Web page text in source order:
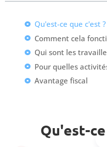
Qu'est-ce que c'est ?
Comment cela
Qui sont les
Pour quelles
Avantage fiscal
Qu'est-